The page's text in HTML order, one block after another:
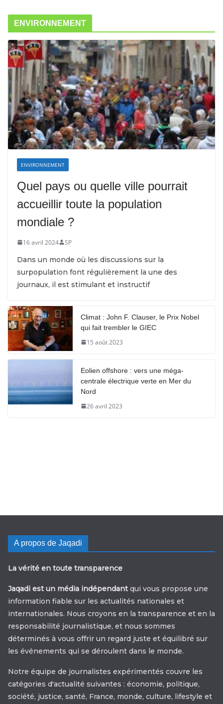
ENVIRONNEMENT
ENVIRONNEMENT
Quel pays ou quelle ville pourrait
accueillir toute la population
mondiale ?
16 avril 2024 SP
Dans un monde où les discussions sur la
surpopulation font régulièrement la une des
journaux, il est stimulant et instructif
Climat : John F. Clauser, le Prix Nobel
qui fait trembler le GIEC
15 août 2023
Eolien offshore : vers une méga-
centrale électrique verte en Mer du
Nord
26 avril 2023
A propos de Jaqadi
La vérité en toute transparence
Jaqadi est un média indépendant qui vous propose une
information fiable sur les actualités nationales et
internationales. Nous croyons en la transparence et en la
responsabilité journalistique, et nous sommes
déterminés à vous offrir un regard juste et équilibré sur
les événements qui se déroulent dans le monde.
Notre équipe de journalistes expérimentés couvre les
catégories d'actualité suivantes : économie, politique,
société, justice, santé, France, monde, culture, lifestyle et